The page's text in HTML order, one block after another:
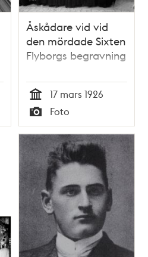
Åskådare vid vid
den mördade Sixten
Flyborgs begravning
Tid
17 mars 1926
Typ
Foto